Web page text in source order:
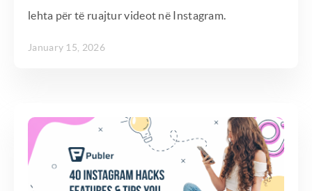
lehta për të ruajtur videot në Instagram.
January 15, 2026